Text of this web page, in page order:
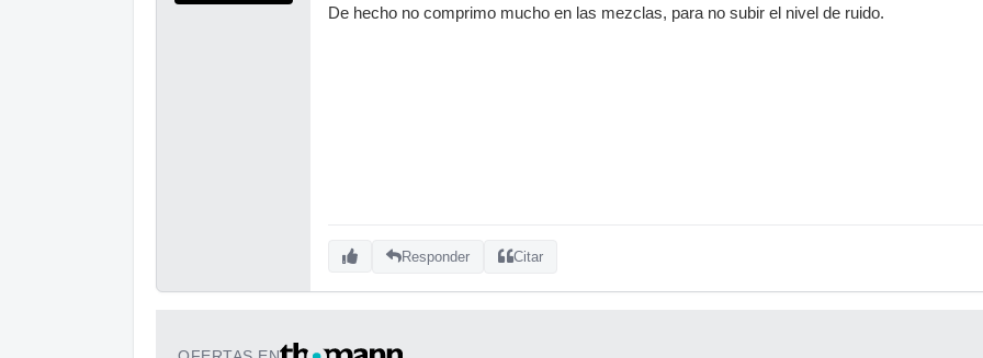
De hecho no comprimo mucho en las mezclas, para no subir el nivel de ruido.
Responder Citar